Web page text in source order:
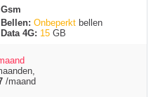
Gsm
Bellen: Onbeperkt bellen
Data 4G: 15 GB
/maand